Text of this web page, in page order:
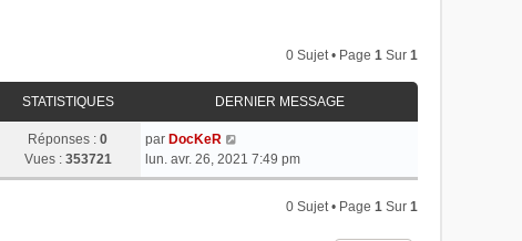
0 Sujet • Page 1 Sur 1
STATISTIQUES DERNIER MESSAGE
Réponses : 0
Vues : 353721
par DocKeR
lun. avr. 26, 2021 7:49 pm
0 Sujet • Page 1 Sur 1